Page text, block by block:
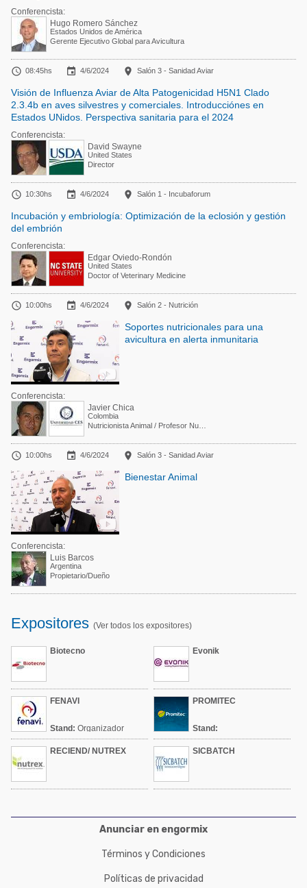
Conferencista:
Hugo Romero Sánchez
Estados Unidos de América
Gerente Ejecutivo Global para Avicultura
 08:45hs  4/6/2024  Salón 3 - Sanidad Aviar
Visión de Influenza Aviar de Alta Patogenicidad H5N1 Clado
2.3.4b en aves silvestres y comerciales. Introducciónes en
Estados UNidos. Perspectiva sanitaria para el 2024
Conferencista:
David Swayne
United States
Director
 10:30hs  4/6/2024  Salón 1 - Incubaforum
Incubación y embriología: Optimización de la eclosión y gestión
del embrión
Conferencista:
Edgar Oviedo-Rondón
United States
Doctor of Veterinary Medicine
 10:00hs  4/6/2024  Salón 2 - Nutrición
Soportes nutricionales para una
avicultura en alerta inmunitaria
Conferencista:
Javier Chica
Colombia
 10:00hs  4/6/2024  Salón 3 - Sanidad Aviar
Bienestar Animal
Conferencista:
Luis Barcos
Argentina
Propietario/Dueño
Expositores (Ver todos los expositores)
Biotecno Evonik
FENAVI
Stand: Organizador
PROMITEC
Stand:
RECIEND/ NUTREX SICBATCH
Anunciar en engormix
Términos y Condiciones
Políticas de privacidad